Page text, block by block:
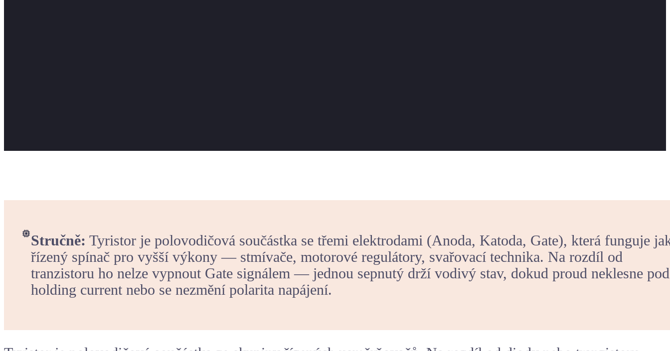
Stručně: Tyristor je polovodičová součástka se třemi elektrodami (Anoda, Katoda, Gate), která funguje
řízený spínač pro vyšší výkony — stmívače, motorové regulátory, svařovací technika. Na rozdíl od
tranzistoru ho nelze vypnout Gate signálem — jednou sepnutý drží vodivý stav, dokud proud neklesne pod
holding current nebo se nezmění polarita napájení.